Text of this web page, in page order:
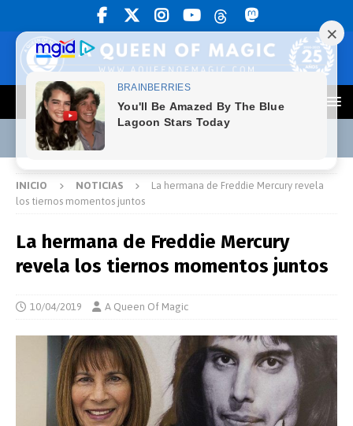
INICIO NOTICIAS
La hermana de Freddie Mercury revela
los tiernos momentos juntos
La hermana de Freddie Mercury
revela los tiernos momentos juntos
10/04/2019 A Queen Of Magic